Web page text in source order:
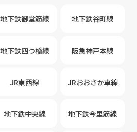
地下鉄御堂筋線 地下鉄谷町線
地下鉄四つ橋線 阪急神戸本線
JR東西線 JRおおさか車線
地下鉄中央線 地下鉄今里筋線